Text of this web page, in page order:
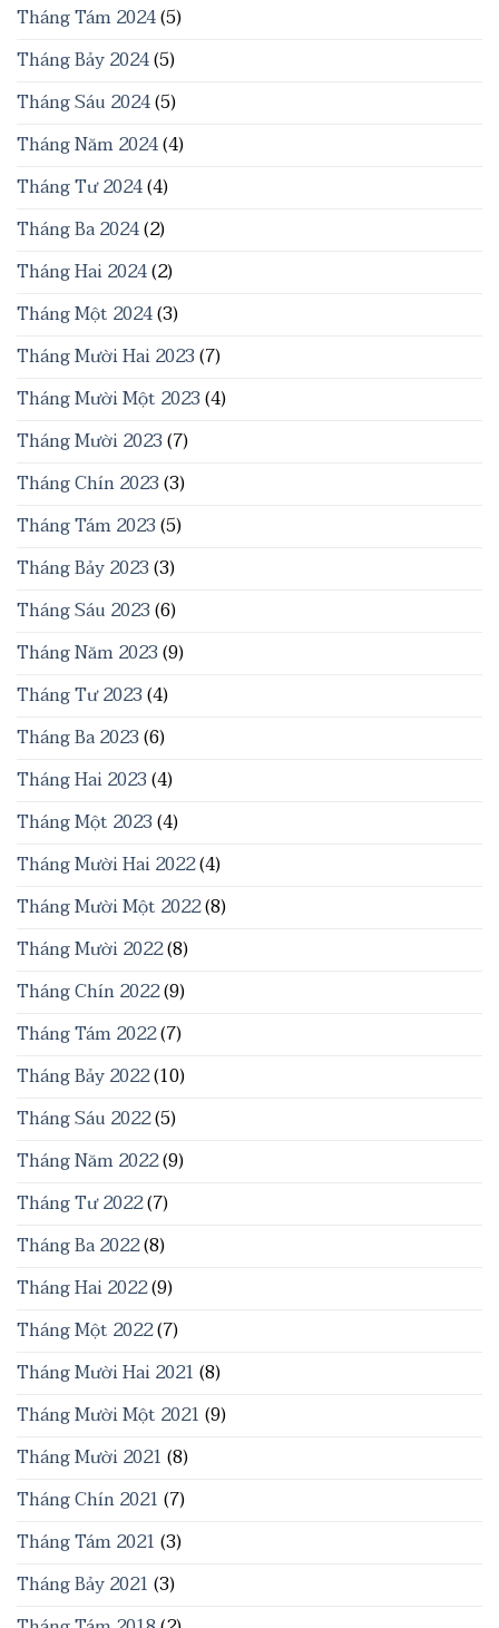
Tháng Tám 2024(5)
Tháng Bảy 2024(5)
Tháng Sáu 2024(5)
Tháng Năm 2024(4)
Tháng Tư 2024(4)
Tháng Ba 2024(2)
Tháng Hai 2024(2)
Tháng Một 2024(3)
Tháng Mười Hai 2023(7)
Tháng Mười Một 2023(4)
Tháng Mười 2023(7)
Tháng Chín 2023(3)
Tháng Tám 2023(5)
Tháng Bảy 2023(3)
Tháng Sáu 2023(6)
Tháng Năm 2023(9)
Tháng Tư 2023(4)
Tháng Ba 2023(6)
Tháng Hai 2023(4)
Tháng Một 2023(4)
Tháng Mười Hai 2022(4)
Tháng Mười Một 2022(8)
Tháng Mười 2022(8)
Tháng Chín 2022(9)
Tháng Tám 2022(7)
Tháng Bảy 2022(10)
Tháng Sáu 2022(5)
Tháng Năm 2022(9)
Tháng Tư 2022(7)
Tháng Ba 2022(8)
Tháng Hai 2022(9)
Tháng Một 2022(7)
Tháng Mười Hai 2021 (8)
Tháng Mười Một 2021 (9)
Tháng Mười 2021 (8)
Tháng Chín 2021 (7)
Tháng Tám 2021 (3)
Tháng Bảy 2021 (3)